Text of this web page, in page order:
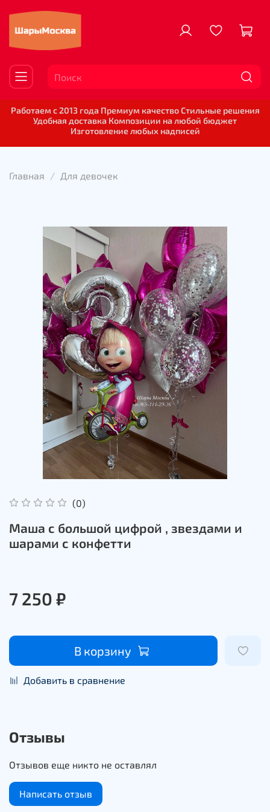
Работаем с 2013 года Премиум качество Стильные решения
Удобная доставка Композиции на любой бюджет
Изготовление любых надписей
Главная Для девочек
(0)
Маша с большой цифрой , звездами и
шарами с конфетти
7 250 ₽
В корзину
Добавить в сравнение
Отзывы
Отзывов еще никто не оставлял
Написать отзыв